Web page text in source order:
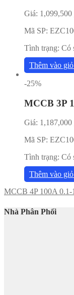
Giá: 1,099,500
Mã SP:
Tình trạng: Có
Thêm vào
-25%
MCCB 3P
Giá: 1,187,000
Mã SP:
Tình trạng: Có
Thêm vào
MCCB 4P 100A
Nhà Phân Phối